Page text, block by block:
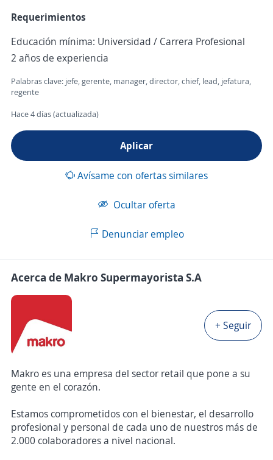
Requerimientos
Educación mínima: Universidad / Carrera Profesional
2 años de experiencia
Palabras clave: jefe, gerente, manager, director, chief, lead, jefatura,
regente
Hace 4 días (actualizada)
Aplicar
Avísame con ofertas similares
Ocultar oferta
Denunciar empleo
Acerca de Makro Supermayorista S.A
+ Seguir
Makro es una empresa del sector retail que pone a su
gente en el corazón.
Estamos comprometidos con el bienestar, el desarrollo
profesional y personal de cada uno de nuestros más de
2.000 colaboradores a nivel nacional.